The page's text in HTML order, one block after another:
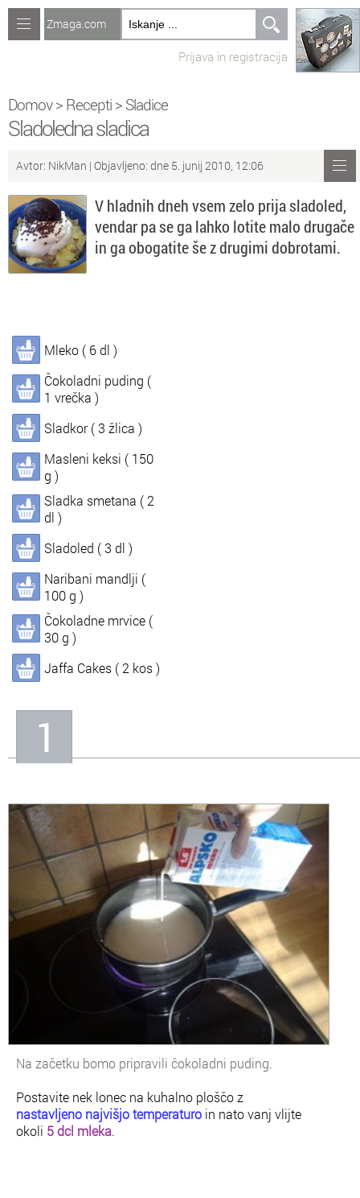
Računalništvo
Recepti
Naredi sam
Forum
Preverjanje znanja
Sv Sveže teme na forumu
So Objavljanje vsebin
In Informacije o nas
Zmaga.com
Prijava in registracija
Domov> Recepti > Sladice
Sladoledna sladica
Avtor: NikMan | Objavljeno: dne 5. junij 2010, 12:06
V hladnih dneh vsem zelo prija sladoled,
vendar pa se ga lahko lotite malo drugače
in ga obogatite še z drugimi dobrotami.
Mleko ( 6 dl )
Čokoladni puding (
1 vrečka )
Sladkor ( 3 žlica )
Masleni keksi ( 150
g )
Sladka smetana ( 2
dl )
Sladoled ( 3 dl )
Naribani mandlji (
100 g )
Čokoladne mrvice (
30 g )
Jaffa Cakes ( 2 kos )
1
Na začetku bomo pripravili čokoladni puding.
Postavite nek lonec na kuhalno ploščo z
nastavljeno najvišjo temperaturo in nato vanj vlijte
okoli 5 dcl mleka.